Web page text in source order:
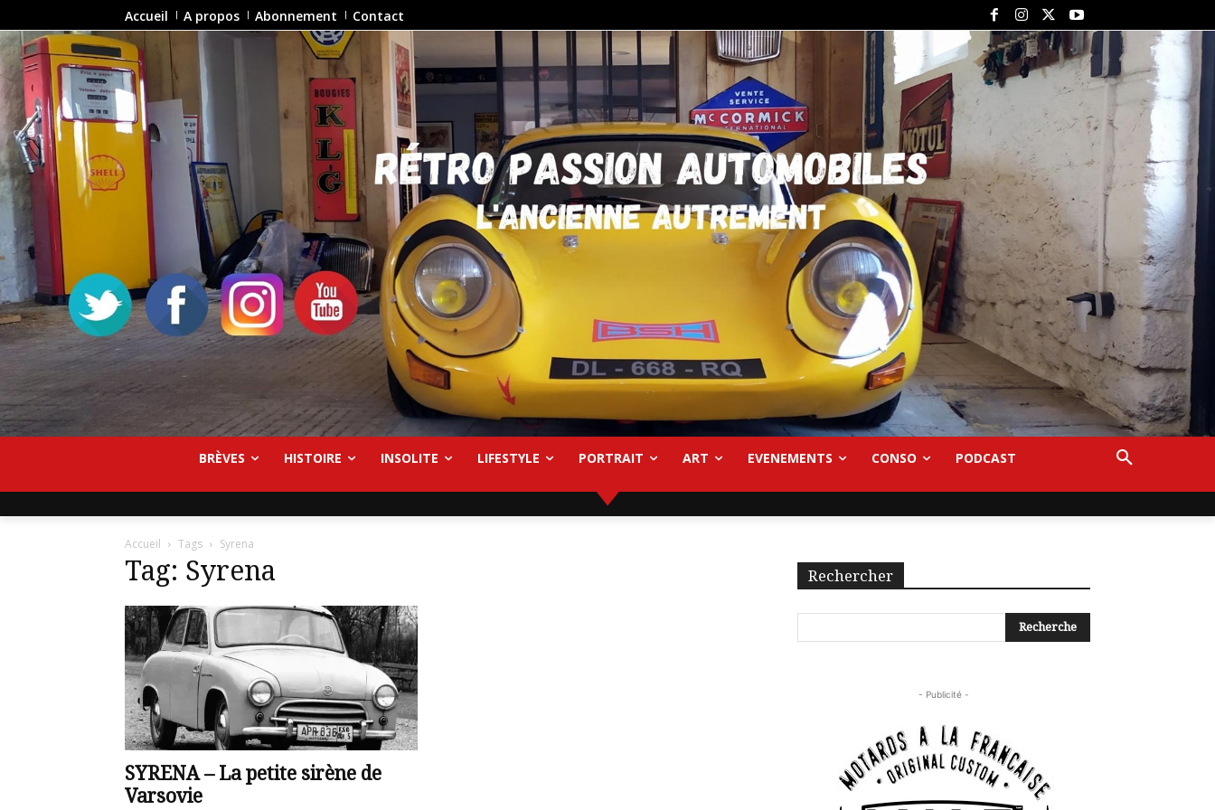
Accueil A propos Abonnement Contact
BRÈVES HISTOIRE INSOLITE LIFESTYLE PORTRAIT ART EVENEMENTS CONSO PODCAST
Accueil Tags Syrena
Tag: Syrena
SYRENA – La petite sirène de
Varsovie
Rechercher
- Publicité -